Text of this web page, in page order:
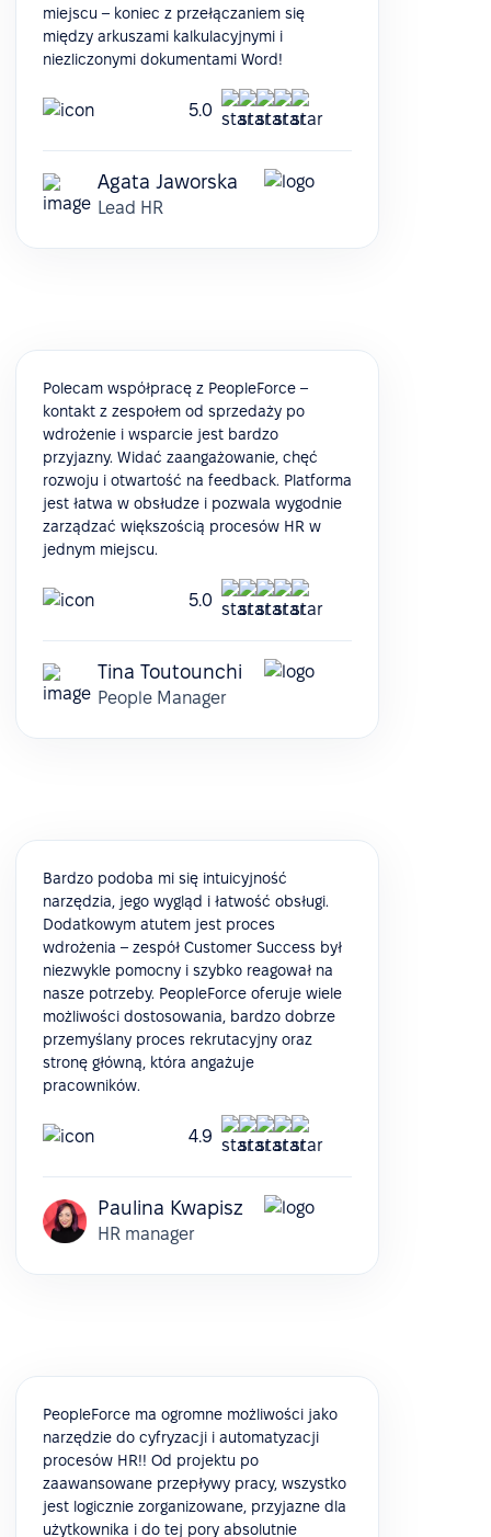
miejscu – koniec z przełączaniem się
między arkuszami kalkulacyjnymi i
niezliczonymi dokumentami Word!
5.0
Agata Jaworska
Lead HR
Polecam współpracę z PeopleForce –
kontakt z zespołem od sprzedaży po
wdrożenie i wsparcie jest bardzo
przyjazny. Widać zaangażowanie, chęć
rozwoju i otwartość na feedback. Platforma
jest łatwa w obsłudze i pozwala wygodnie
zarządzać większością procesów HR w
jednym miejscu.
5.0
Tina Toutounchi
People Manager
Bardzo podoba mi się intuicyjność
narzędzia, jego wygląd i łatwość obsługi.
Dodatkowym atutem jest proces
wdrożenia – zespół Customer Success był
niezwykle pomocny i szybko reagował na
nasze potrzeby. PeopleForce oferuje wiele
możliwości dostosowania, bardzo dobrze
przemyślany proces rekrutacyjny oraz
stronę główną, która angażuje
pracowników.
4.9
Paulina Kwapisz
HR manager
PeopleForce ma ogromne możliwości jako
narzędzie do cyfryzacji i automatyzacji
procesów HR!! Od projektu po
zaawansowane przepływy pracy, wszystko
jest logicznie zorganizowane, przyjazne dla
użytkownika i do tej pory absolutnie